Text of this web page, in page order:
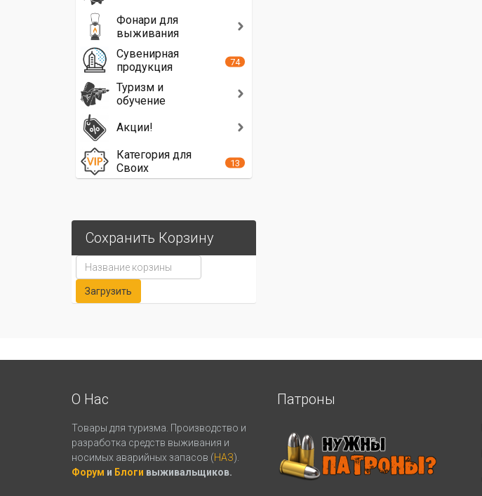
Фонари для
выживания
Сувенирная
продукция
74
Туризм и
обучение
Акции!
Категория для
Своих
13
Сохранить Корзину
О Нас
Товары для туризма. Производство и
разработка средств выживания и
носимых аварийных запасов (НАЗ).
Форум и Блоги выживальщиков.
Патроны